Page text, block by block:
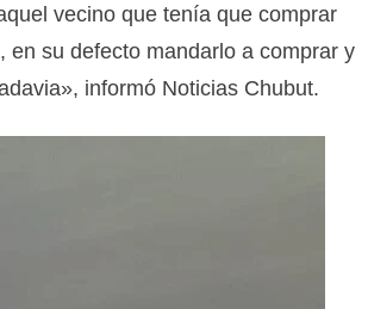
vecino que tenía que comprar
su defecto mandarlo a comprar y
informó Noticias Chubut.